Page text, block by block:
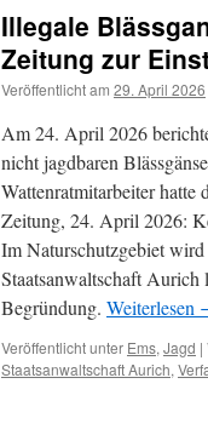
Illegale
Zeitung zur
Veröffentlicht am 29. April 2026
Am 24. April 2026
nicht jagdbaren
Wattenratmitarbeiter
Zeitung, 24. April 2026:
Im Naturschutzgebiet wird
Staatsanwaltschaft Aurich
Begründung. Weiterlesen
Veröffentlicht unter Ems, Jagd |
Staatsanwaltschaft Aurich,